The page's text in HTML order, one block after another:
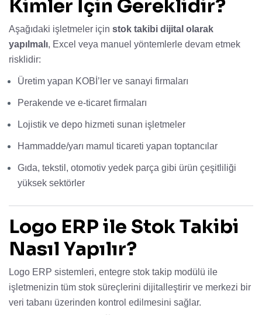
Kimler İçin Gereklidir?
Aşağıdaki işletmeler için stok takibi dijital olarak
yapılmalı, Excel veya manuel yöntemlerle devam etmek
risklidir:
Üretim yapan KOBİ’ler ve sanayi firmaları
Perakende ve e-ticaret firmaları
Lojistik ve depo hizmeti sunan işletmeler
Hammadde/yarı mamul ticareti yapan toptancılar
Gıda, tekstil, otomotiv yedek parça gibi ürün çeşitliliği
yüksek sektörler
Logo ERP ile Stok Takibi
Nasıl Yapılır?
Logo ERP sistemleri, entegre stok takip modülü ile
işletmenizin tüm stok süreçlerini dijitalleştirir ve merkezi bir
veri tabanı üzerinden kontrol edilmesini sağlar.